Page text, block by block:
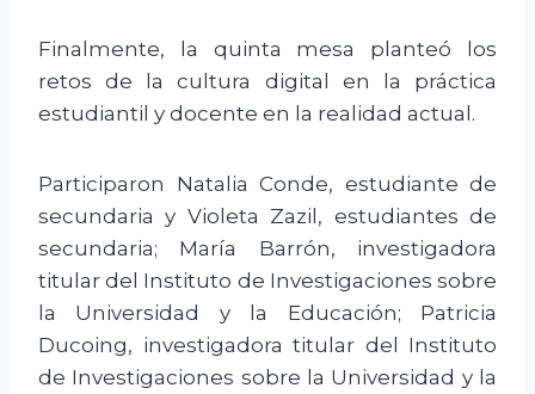
Finalmente, la quinta mesa planteó los
retos de la cultura digital en la práctica
estudiantil y docente en la realidad actual.
Participaron Natalia Conde, estudiante de
secundaria y Violeta Zazil, estudiantes de
secundaria; María Barrón, investigadora
titular del Instituto de Investigaciones sobre
la Universidad y la Educación; Patricia
Ducoing, investigadora titular del Instituto
de Investigaciones sobre la Universidad y la